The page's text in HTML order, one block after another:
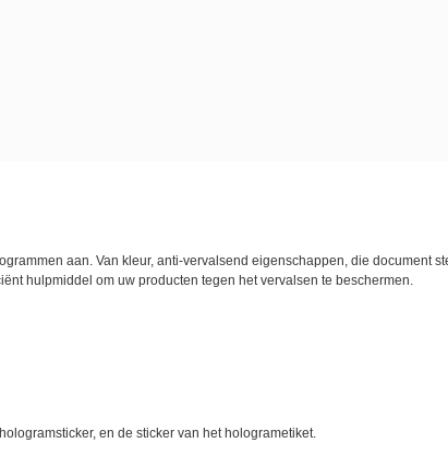
aan. Van kleur, anti-vervalsend eigenschappen, die document
hulpmiddel om uw producten tegen het vervalsen te beschermen.
en de sticker van het hologrametiket.